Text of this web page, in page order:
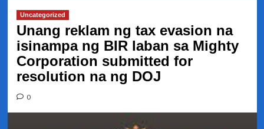
Uncategorized
Unang reklam ng tax evasion na
isinampa ng BIR laban sa Mighty
Corporation submitted for
resolution na ng DOJ
0